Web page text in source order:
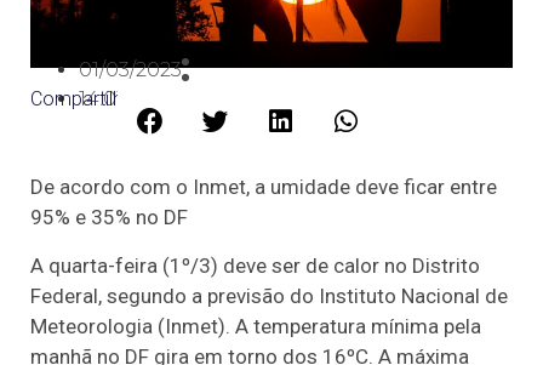
01/03/2023
14:01
Compartilhe:
De acordo com o Inmet, a umidade deve ficar entre
95% e 35% no DF
A quarta-feira (1º/3) deve ser de calor no Distrito
Federal, segundo a previsão do Instituto Nacional de
Meteorologia (Inmet). A temperatura mínima pela
manhã no DF gira em torno dos 16ºC. A máxima